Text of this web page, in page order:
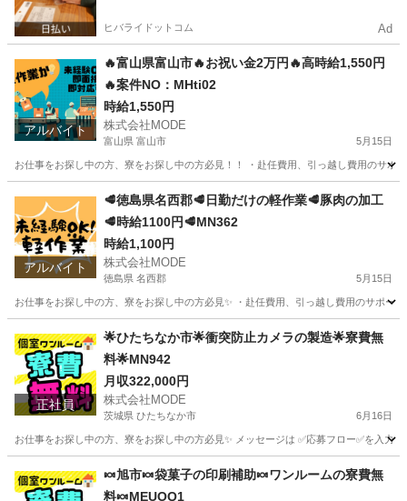
ヒバライドットコム Ad
アルバイト
🔥富山県富山市🔥お祝い金2万円🔥高時給1,550円
🔥案件NO：MHti02
時給1,550円
株式会社MODE
富山県 富山市 5月15日
お仕事をお探し中の方、寮をお探し中の方必見！！ ・赴任費用、引っ越し費用のサ
工場 時給
アルバイト
🥩徳島県名西郡🥩日勤だけの軽作業🥩豚肉の加工
🥩時給1100円🥩MN362
時給1,100円
株式会社MODE
徳島県 名西郡 5月15日
お仕事をお探し中の方、寮をお探し中の方必見✨ ・赴任費用、引っ越し費用のサポ
軽作業 時給
正社員
🌟ひたちなか市🌟衝突防止カメラの製造🌟寮費無
料🌟MN942
月収322,000円
株式会社MODE
茨城県 ひたちなか市 6月16日
お仕事をお探し中の方、寮をお探し中の方必見✨ メッセージは ✅応募フロー✅を入
ひたちなか市 その他 未経験
🍬旭市🍬袋菓子の印刷補助🍬ワンルームの寮費無
料🍬MEUOQ1